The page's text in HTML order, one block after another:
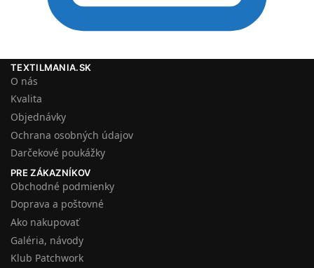
TEXTILMANIA.SK
O nás
Kvalita
Objednávky
Ochrana osobných údajov
Darčekové poukážky
PRE ZÁKAZNÍKOV
Obchodné podmienky
Doprava a poštovné
Ako nakupovať
Galéria, návody
Klub Patchwork